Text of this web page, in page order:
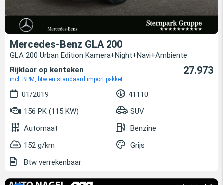
Mercedes-Benz GLA 200
GLA 200 Urban Edition Kamera+Night+Navi+Ambiente
Rijklaar op kenteken
incl. BPM, btw en standaard import pakket
27.973
01/2019
41110
156 PK (115 KW)
SUV
Automaat
Benzine
152 g/km
Grijs
Btw verrekenbaar